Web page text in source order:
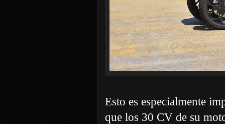
Esto es especialmente
que los 30 CV de su